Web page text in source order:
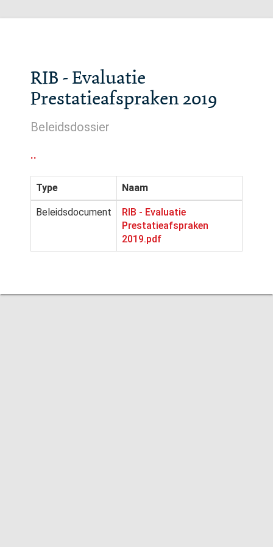
RIB - Evaluatie
Prestatieafspraken 2019
Beleidsdossier
..
Type Naam
Beleidsdocument
RIB - Evaluatie
Prestatieafspraken
2019.pdf